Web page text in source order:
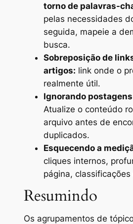
torno de palavras-
pelas necessidades
seguida, mapeie a
busca.
Sobreposição de
artigos: link onde o
realmente útil.
Ignorando
Atualize o conteúdo
arquivo antes de
duplicados.
Esquecendo a
cliques internos,
página,
Resumindo
Os agrupamentos de